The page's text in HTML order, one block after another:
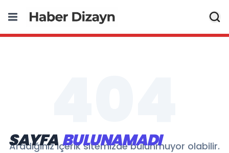
SAYFABULUNAMADI
Aradığınız içerik sitemizde bulunmuyor olabilir.